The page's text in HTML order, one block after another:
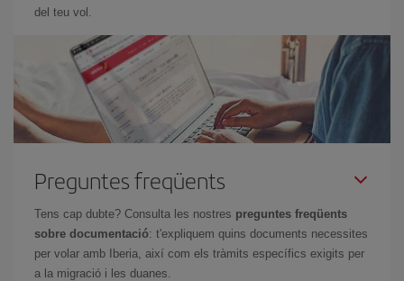
del teu vol.
Preguntes freqüents
Tens cap dubte? Consulta les nostres preguntes freqüents
sobre documentació: t'expliquem quins documents necessites
per volar amb Iberia, així com els tràmits específics exigits per
a la migració i les duanes.